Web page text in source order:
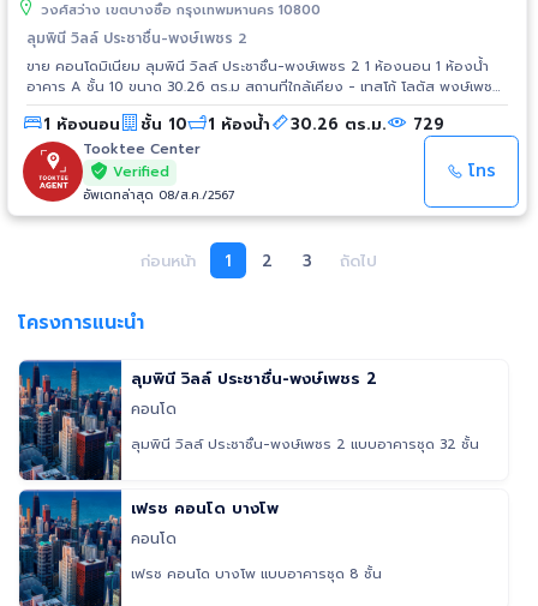
วงศ์สว่าง เขตบางซื่อ กรุงเทพมหานคร 10800
ลุมพินี วิลล์ ประชาชื่น-พงษ์เพชร 2
ขาย คอนโดมิเนียม ลุมพินี วิลล์ ประชาชื่น-พงษ์เพชร 2 1 ห้องนอน 1 ห้องน้ำ
อาคาร A ชั้น 10 ขนาด 30.26 ตร.ม สถานที่ใกล้เคียง - เทสโก้ โลตัส พงษ์เพชร :
1.0 กม. - โฮมโปร ประชาชื่น : 1.0 กม. - เดอะมอลล์ งามวงศ์วาน : 1.5 กม. -
พันธ์ทิพย์ งามวงศ์วาน : 2.1 กม. - เทสโก้ โลตัส รัตนาธิเบศร์ : 3.8 กม. - เอส
พลานาด งามวงศ์วาน-แคราย : 3.8 กม. - โรงพยาบาลนนทเวช : 1.4 กม. - โรง
พยาบาลเกษมราษฎร์ : 1.6 กม. - โรงพยาบาลวิภาวดี : 3.4 กม. - มหาวิทยาลัย
ธุรกิจบัณฑิตย์ : 3.0 กม.
1 ห้องนอน ชั้น 10 1 ห้องน้ำ 30.26 ตร.ม. 729
Tooktee Center
Verified
อัพเดทล่าสุด 08/ส.ค./2567
โทร
ก่อนหน้า 1 2 3 ถัดไป
โครงการแนะนำ
ลุมพินี วิลล์ ประชาชื่น-พงษ์เพชร 2
คอนโด
ลุมพินี วิลล์ ประชาชื่น-พงษ์เพชร 2 แบบอาคารชุด 32 ชั้น
เฟรช คอนโด บางโพ
คอนโด
เฟรช คอนโด บางโพ แบบอาคารชุด 8 ชั้น